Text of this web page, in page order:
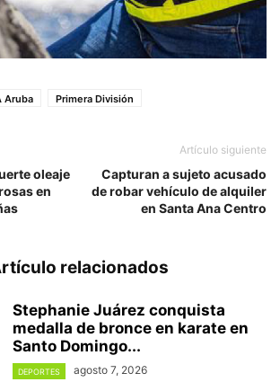
Aruba Primera División
oleaje
en
Artículo siguiente
Capturan a sujeto acusado
de robar vehículo de alquiler
en Santa Ana Centro
relacionados
Stephanie Juárez conquista
medalla de bronce en karate en
Santo Domingo...
DEPORTES agosto 7, 2026